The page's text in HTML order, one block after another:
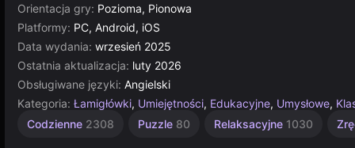
Orientacja gry: Pozioma, Pionowa
Platformy: PC, Android, iOS
Data wydania: wrzesień 2025
Ostatnia aktualizacja: luty 2026
Obsługiwane języki: Angielski
Kategoria: Łamigłówki, Umiejętności, Edukacyjne, Umysłowe,
Codzienne 2308 Puzzle 80 Relaksacyjne 1030